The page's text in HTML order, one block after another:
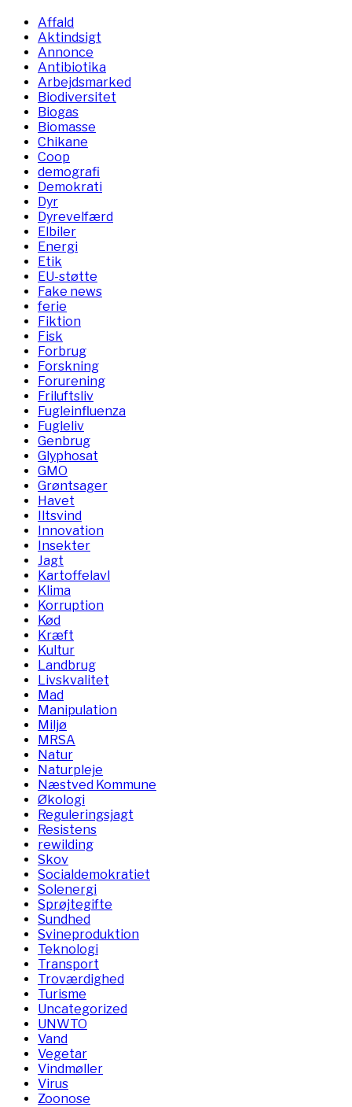
Affald
Aktindsigt
Annonce
Antibiotika
Arbejdsmarked
Biodiversitet
Biogas
Biomasse
Chikane
Coop
demografi
Demokrati
Dyr
Dyrevelfærd
Elbiler
Energi
Etik
EU-støtte
Fake news
ferie
Fiktion
Fisk
Forbrug
Forskning
Forurening
Friluftsliv
Fugleinfluenza
Fugleliv
Genbrug
Glyphosat
GMO
Grøntsager
Havet
Iltsvind
Innovation
Insekter
Jagt
Kartoffelavl
Klima
Korruption
Kød
Kræft
Kultur
Landbrug
Livskvalitet
Mad
Manipulation
Miljø
MRSA
Natur
Naturpleje
Næstved Kommune
Økologi
Reguleringsjagt
Resistens
rewilding
Skov
Socialdemokratiet
Solenergi
Sprøjtegifte
Sundhed
Svineproduktion
Teknologi
Transport
Troværdighed
Turisme
Uncategorized
UNWTO
Vand
Vegetar
Vindmøller
Virus
Zoonose